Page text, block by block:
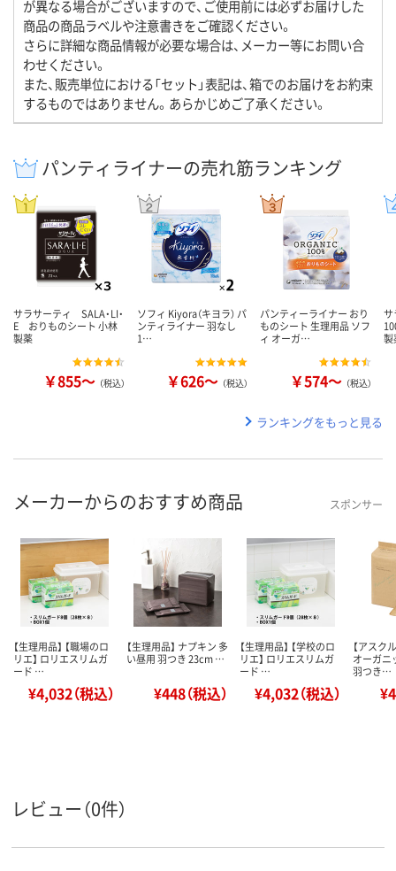
が異なる場合がございますので、ご使用前には必ずお届けした
商品の商品ラベルや注意書きをご確認ください。
さらに詳細な商品情報が必要な場合は、メーカー等にお問い合
わせください。
また、販売単位における「セット」表記は、箱でのお届けをお約束
するものではありません。あらかじめご了承ください。
パンティライナーの売れ筋ランキング
サラサーティ SALA・LI・
E おりものシート 小林
製薬
￥855～ （税込）
ソフィ Kiyora（キヨラ） パ
ンティライナー 羽なし
1…
￥626～ （税込）
パンティーライナー おり
ものシート 生理用品 ソフ
ィ オーガ…
￥574～ （税込）
サ
製
ランキングをもっと見る
メーカーからのおすすめ商品 スポンサー
【生理用品】 【職場のロ
リエ】 ロリエスリムガ
ード …
¥4,032（税込）
【生理用品】 ナプキン 多
い昼用 羽つき 23cm …
¥448（税込）
【生理用品】 【学校のロ
リエ】 ロリエスリムガ
ード …
¥4,032（税込）
【アスク
オーガニ
羽つき…
レビュー（0件）